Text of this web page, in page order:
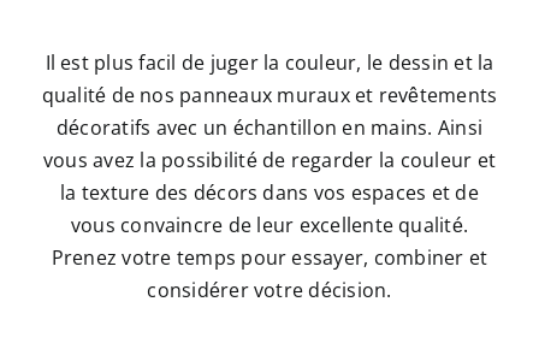
Il est plus facil de juger la couleur, le dessin et la
qualité de nos panneaux muraux et revêtements
décoratifs avec un échantillon en mains. Ainsi
vous avez la possibilité de regarder la couleur et
la texture des décors dans vos espaces et de
vous convaincre de leur excellente qualité.
Prenez votre temps pour essayer, combiner et
considérer votre décision.